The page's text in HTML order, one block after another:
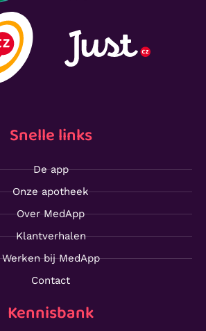
Snelle links
De app
Onze apotheek
Over MedApp
Klantverhalen
Werken bij MedApp
Contact
Kennisbank